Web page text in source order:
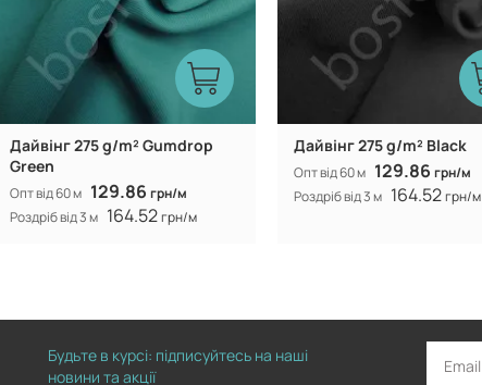
Дайвінг 275 g/m² Gumdrop
Green
Опт від 60 м 129.86 грн/м
Роздріб від 3 м 164.52грн/м
Дайвінг 275 g/m² Black
Опт від 60 м 129.86 грн/м
Роздріб від 3 м 164.52грн/м
Будьте в курсі: підписуйтесь на наші
новини та акції